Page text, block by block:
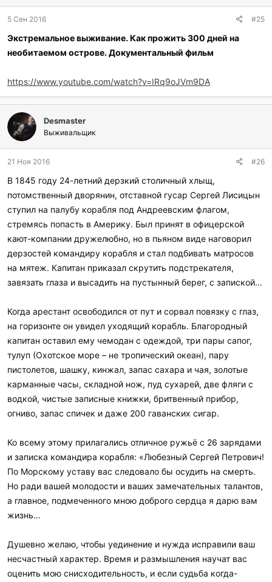
5 Сен 2016 #25
Экстремальное выживание. Как прожить 300 дней на
необитаемом острове. Документальный фильм
https://www.youtube.com/watch?v=IRq9oJVm9DA
Desmaster
Выживальщик
21 Ноя 2016 #26
В 1845 году 24-летний дерзкий столичный хлыщ,
потомственный дворянин, отставной гусар Сергей Лисицын
ступил на палубу корабля под Андреевским флагом,
стремясь попасть в Америку. Был принят в офицерской
кают-компании дружелюбно, но в пьяном виде наговорил
дерзостей командиру корабля и стал подбивать матросов
на мятеж. Капитан приказал скрутить подстрекателя,
завязать глаза и высадить на пустынный берег, с запиской…
Когда арестант освободился от пут и сорвал повязку с глаз,
на горизонте он увидел уходящий корабль. Благородный
капитан оставил ему чемодан с одеждой, три пары сапог,
тулуп (Охотское море – не тропический океан), пару
пистолетов, шашку, кинжал, запас сахара и чая, золотые
карманные часы, складной нож, пуд сухарей, две фляги с
водкой, чистые записные книжки, бритвенный прибор,
огниво, запас спичек и даже 200 гаванских сигар.
Ко всему этому прилагались отличное ружьё с 26 зарядами
и записка командира корабля: «Любезный Сергей Петрович!
По Морскому уставу вас следовало бы осудить на смерть.
Но ради вашей молодости и ваших замечательных талантов,
а главное, подмеченного мною доброго сердца я дарю вам
жизнь…
Душевно желаю, чтобы уединение и нужда исправили ваш
несчастный характер. Время и размышления научат вас
оценить мою снисходительность, и если судьба когда-